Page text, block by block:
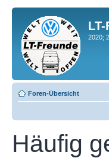
LT-
2020;
Foren-Übersicht
Häufig